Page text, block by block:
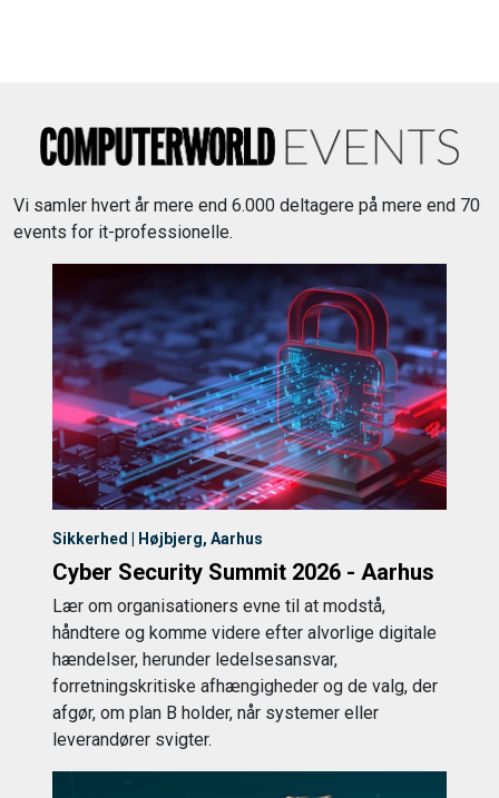
Vi samler hvert år mere end 6.000 deltagere på mere end 70
events for it-professionelle.
Sikkerhed | Højbjerg, Aarhus
Cyber Security Summit 2026 - Aarhus
Lær om organisationers evne til at modstå,
håndtere og komme videre efter alvorlige digitale
hændelser, herunder ledelsesansvar,
forretningskritiske afhængigheder og de valg, der
afgør, om plan B holder, når systemer eller
leverandører svigter.